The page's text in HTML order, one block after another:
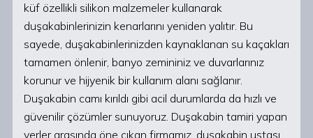
küf özellikli silikon malzemeler kullanarak
duşakabinlerinizin kenarlarını yeniden yalıtır. Bu
sayede, duşakabinlerinizden kaynaklanan su kaçakları
tamamen önlenir, banyo zemininiz ve duvarlarınız
korunur ve hijyenik bir kullanım alanı sağlanır.
Duşakabin camı kırıldı gibi acil durumlarda da hızlı ve
güvenilir çözümler sunuyoruz. Duşakabin tamiri yapan
yerler arasında öne çıkan firmamız, duşakabin ustası